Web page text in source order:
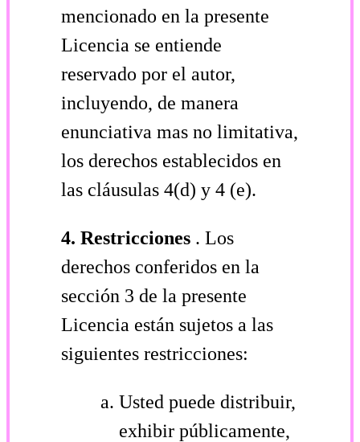
mencionado en la presente
Licencia se entiende
reservado por el autor,
incluyendo, de manera
enunciativa mas no limitativa,
los derechos establecidos en
las cláusulas 4(d) y 4 (e).
4. Restricciones . Los
derechos conferidos en la
sección 3 de la presente
Licencia están sujetos a las
siguientes restricciones:
Usted puede distribuir,
exhibir públicamente,